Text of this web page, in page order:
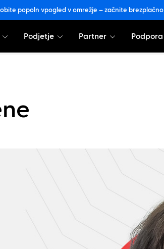
popoln vpogled v omrežje – začnite brezplačno
Podjetje Partner Podpora